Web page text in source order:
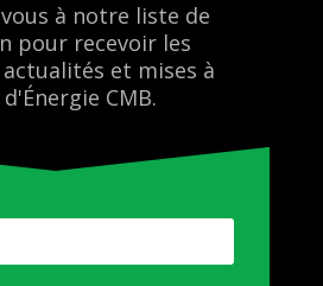
à notre liste de
pour recevoir les
et mises à
CMB.